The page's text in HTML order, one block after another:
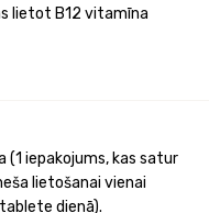
lietot B12 vitamīna
iepakojums, kas satur
lietošanai vienai
dienā).